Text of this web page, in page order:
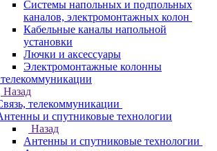
Системы напольных и подпольных
каналов, электромонтажных колон
Кабельные каналы напольной
установки
Лючки и аксессуары
Электромонтажные колонны
Назад
телекоммуникации
и спутниковые технологии
Назад
Антенны и спутниковые технологии